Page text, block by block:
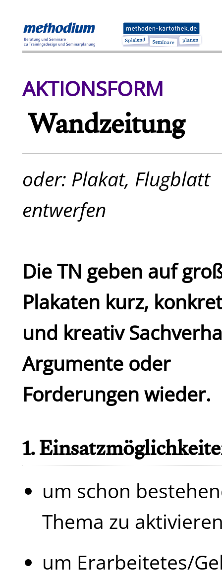
AKTIONSFORM
Wandzeitung
oder: Plakat, Flugblatt
entwerfen
Die TN geben auf
Plakaten kurz, konkret
und kreativ
Argumente oder
Forderungen wieder.
1.
um schon
Thema zu
um Erarbeitetes/